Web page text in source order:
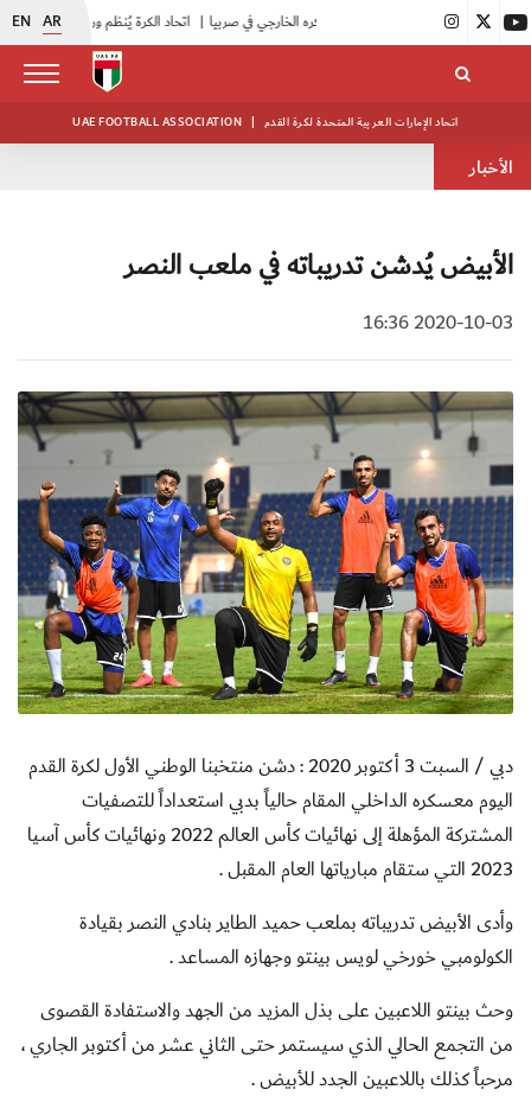
EN AR
UAE FOOTBALL ASSOCIATION | اتحاد الإمارات العربية المتحدة لكرة القدم
الأخبار
الأبيض يُدشن تدريباته في ملعب النصر
2020-10-03 16:36
دبي / السبت 3 أكتوبر 2020 : دشن منتخبنا الوطني الأول لكرة القدم
اليوم معسكره الداخلي المقام حالياً بدبي استعداداً للتصفيات
المشتركة المؤهلة إلى نهائيات كأس العالم 2022 ونهائيات كأس آسيا
2023 التي ستقام مبارياتها العام المقبل .
وأدى الأبيض تدريباته بملعب حميد الطاير بنادي النصر بقيادة
الكولومبي خورخي لويس بينتو وجهازه المساعد .
وحث بينتو اللاعبين على بذل المزيد من الجهد والاستفادة القصوى
من التجمع الحالي الذي سيستمر حتى الثاني عشر من أكتوبر الجاري ،
مرحباً كذلك باللاعبين الجدد للأبيض .